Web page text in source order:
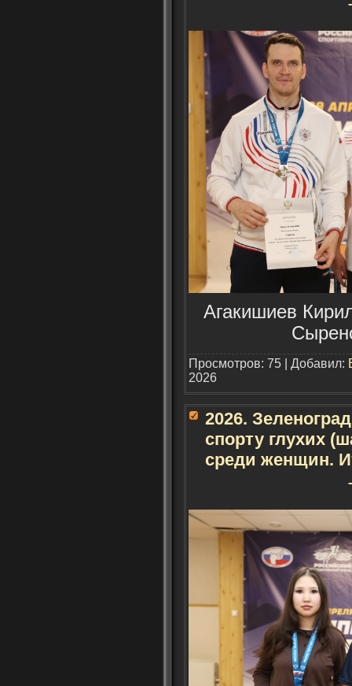
Агакишиев
Просмотров: 75 | Добавил:
2026
2026.
спорту глухих
среди женщин.